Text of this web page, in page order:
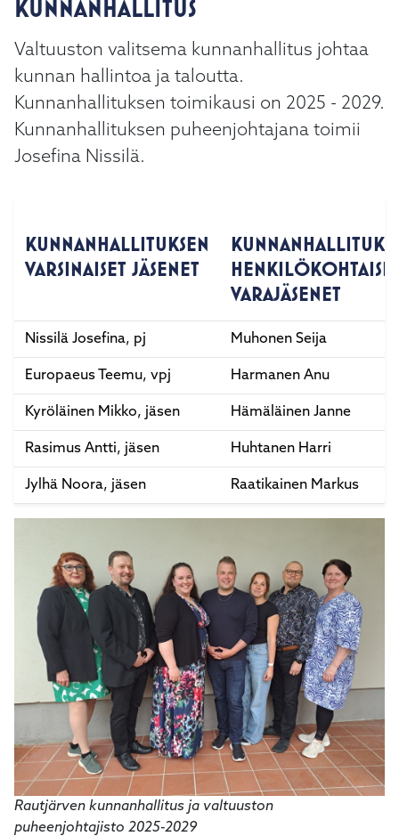
kosketus-
pyyhkäisyliikkeitä.
KUNNANHALLITUS
Valtuuston valitsema kunnanhallitus johtaa
kunnan hallintoa ja taloutta.
Kunnanhallituksen toimikausi on 2025 - 2029.
Kunnanhallituksen puheenjohtajana toimii
Josefina Nissilä.
KUNNANHALLITUKSEN
VARSINAISET JÄSENET
VARAJÄSENET
Nissilä Josefina, pj Muhonen Seija
Europaeus Teemu, vpj Harmanen Anu
Kyröläinen Mikko, jäsen Hämäläinen Janne
Rasimus Antti, jäsen Huhtanen Harri
Jylhä Noora, jäsen Raatikainen Markus
Rautjärven kunnanhallitus ja valtuuston
puheenjohtajisto 2025-2029